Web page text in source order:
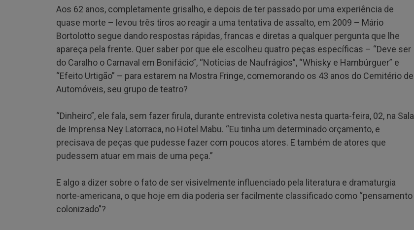
Aos 62 anos, completamente grisalho, e depois de ter passado por uma experiência de
quase morte – levou três tiros ao reagir a uma tentativa de assalto, em 2009 – Mário
Bortolotto segue dando respostas rápidas, francas e diretas a qualquer pergunta que lhe
apareça pela frente. Quer saber por que ele escolheu quatro peças específicas – “Deve ser
do Caralho o Carnaval em Bonifácio”, “Notícias de Naufrágios”, “Whisky e Hambúrguer” e
“Efeito Urtigão” – para estarem na Mostra Fringe, comemorando os 43 anos do Cemitério de
Automóveis, seu grupo de teatro?
“Dinheiro”, ele fala, sem fazer firula, durante entrevista coletiva nesta quarta-feira, 02, na Sala
de Imprensa Ney Latorraca, no Hotel Mabu. “Eu tinha um determinado orçamento, e
precisava de peças que pudesse fazer com poucos atores. E também de atores que
pudessem atuar em mais de uma peça.”
E algo a dizer sobre o fato de ser visivelmente influenciado pela literatura e dramaturgia
norte-americana, o que hoje em dia poderia ser facilmente classificado como “pensamento
colonizado”?